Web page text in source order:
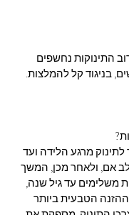
התינוקות נחשפים
לתינוק מרגע הלידה ועד
חלב אם, ולאחר מכן, המשך
משלימים עד גיל שנה,
הטבעית ביותר